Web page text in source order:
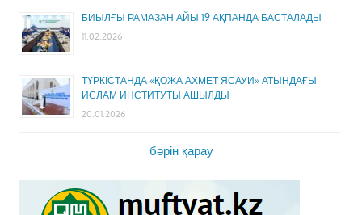
БИЫЛҒЫ РАМАЗАН АЙЫ 19 АҚПАНДА БАСТАЛАДЫ
11.02.2026
ТҮРКІСТАНДА «ҚОЖА АХМЕТ ЯСАУИ» АТЫНДАҒЫ
ИСЛАМ ИНСТИТУТЫ АШЫЛДЫ
20.01.2026
бәрін қарау